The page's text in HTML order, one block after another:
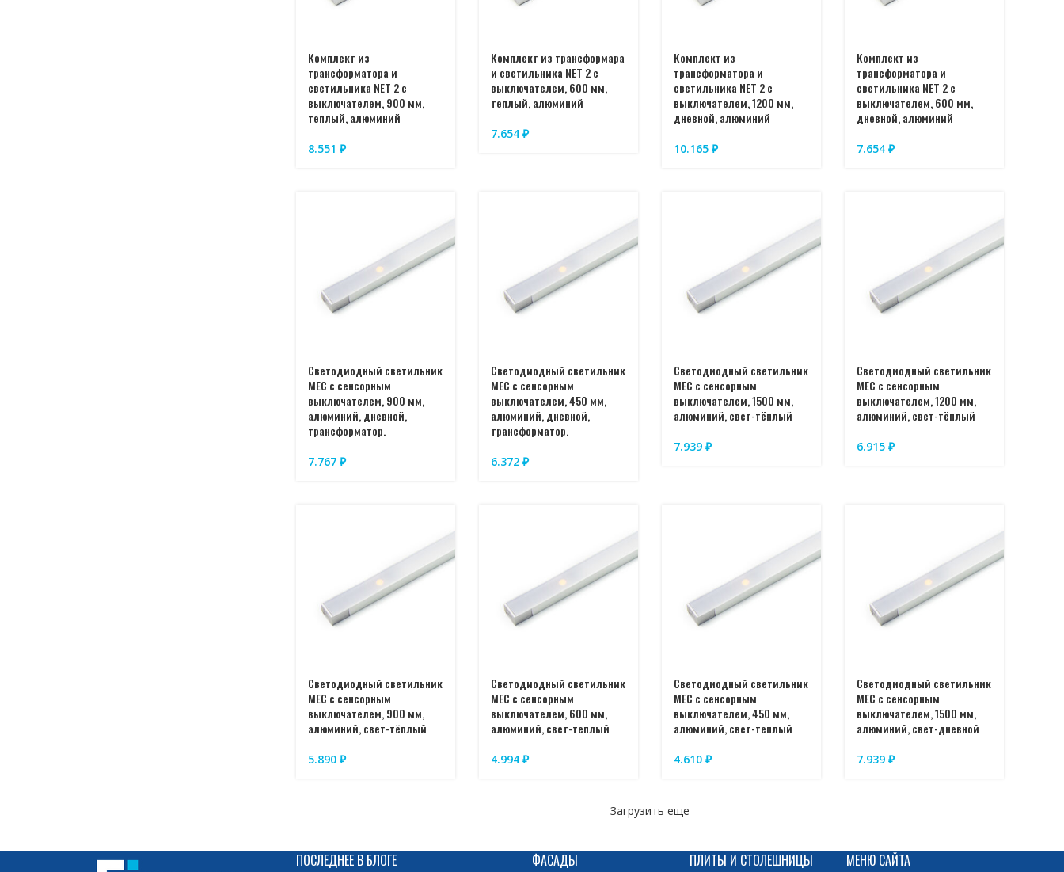
Комплект из
трансформатора и
светильника NET 2 с
выключателем, 900 мм,
теплый, алюминий
8.551 ₽
Комплект из трансформара
и светильника NET 2 с
выключателем, 600 мм,
теплый, алюминий
7.654 ₽
Комплект из
трансформатора и
светильника NET 2 с
выключателем, 1200 мм,
дневной, алюминий
10.165 ₽
Комплект из
трансформатора и
светильника NET 2 с
выключателем, 600 мм,
дневной, алюминий
7.654 ₽
Светодиодный светильник
MEC с сенсорным
выключателем, 900 мм,
алюминий, дневной,
трансформатор.
7.767 ₽
Светодиодный светильник
MEC с сенсорным
выключателем, 450 мм,
алюминий, дневной,
трансформатор.
6.372 ₽
Светодиодный светильник
MEC с сенсорным
выключателем, 1500 мм,
алюминий, свет-тёплый
7.939 ₽
Светодиодный светильник
MEC с сенсорным
выключателем, 1200 мм,
алюминий, свет-тёплый
6.915 ₽
Светодиодный светильник
MEC с сенсорным
выключателем, 900 мм,
алюминий, свет-тёплый
5.890 ₽
Светодиодный светильник
MEC с сенсорным
выключателем, 600 мм,
алюминий, свет-теплый
4.994 ₽
Светодиодный светильник
MEC с сенсорным
выключателем, 450 мм,
алюминий, свет-теплый
4.610 ₽
Светодиодный светильник
MEC с сенсорным
выключателем, 1500 мм,
алюминий, свет-дневной
7.939 ₽
Загрузить еще
ПОСЛЕДНЕЕ В БЛОГЕ ФАСАДЫ ПЛИТЫ И СТОЛЕШНИЦЫ МЕНЮ САЙТА